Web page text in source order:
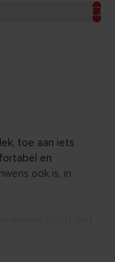
toe aan iets
en
ook is, in
woningen.